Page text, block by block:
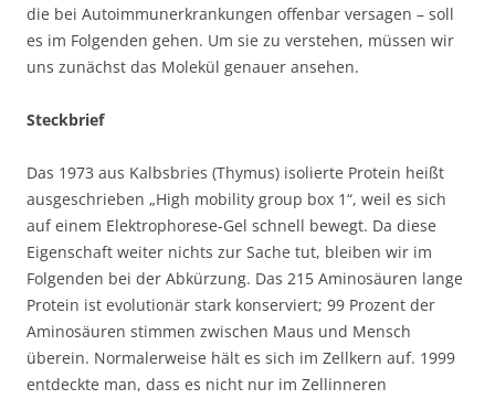
die bei Autoimmunerkrankungen offenbar versagen – soll
es im Folgenden gehen. Um sie zu verstehen, müssen wir
uns zunächst das Molekül genauer ansehen.
Steckbrief
Das 1973 aus Kalbsbries (Thymus) isolierte Protein heißt
ausgeschrieben „High mobility group box 1“, weil es sich
auf einem Elektrophorese-Gel schnell bewegt. Da diese
Eigenschaft weiter nichts zur Sache tut, bleiben wir im
Folgenden bei der Abkürzung. Das 215 Aminosäuren lange
Protein ist evolutionär stark konserviert; 99 Prozent der
Aminosäuren stimmen zwischen Maus und Mensch
überein. Normalerweise hält es sich im Zellkern auf. 1999
entdeckte man, dass es nicht nur im Zellinneren